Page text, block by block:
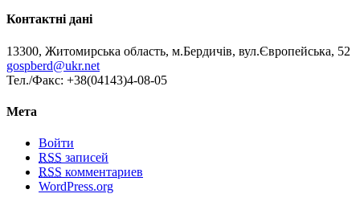
Контактні дані
13300, Житомирська область, м.Бердичів, вул.Європейська, 52
gospberd@ukr.net
Тел./Факс: +38(04143)4-08-05
Мета
Войти
RSS записей
RSS комментариев
WordPress.org